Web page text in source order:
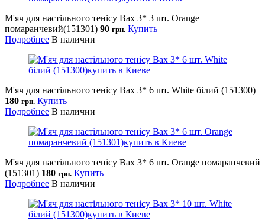
М'яч для настільного тенісу Bax 3* 3 шт. Orange
помаранчевий(151301) 90 грн. Купить
Подробнее В наличии
М'яч для настільного тенісу Bax 3* 6 шт. White білий (151300)
180 грн. Купить
Подробнее В наличии
М'яч для настільного тенісу Bax 3* 6 шт. Orange помаранчевий
(151301) 180 грн. Купить
Подробнее В наличии